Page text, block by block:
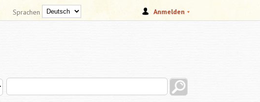
Anmelden
Sprachen
Search this site